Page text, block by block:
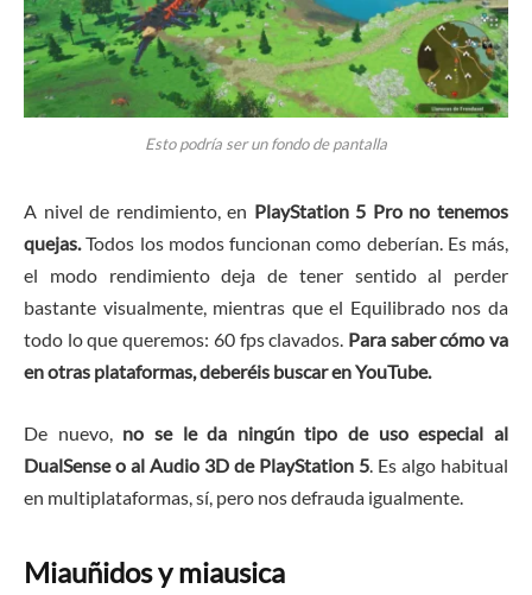
Esto podría ser un fondo de pantalla
A nivel de rendimiento, en PlayStation 5 Pro no tenemos
quejas.Todos los modos funcionan como deberían. Es más,
el modo rendimiento deja de tener sentido al perder
bastante visualmente, mientras que el Equilibrado nos da
todo lo que queremos: 60 fps clavados. Para saber cómo va
en otras plataformas, deberéis buscar en YouTube.
De nuevo, no se le da ningún tipo de uso especial al
DualSense o al Audio 3D de PlayStation 5 . Es algo habitual
en multiplataformas, sí, pero nos defrauda igualmente.
Miauñidos y miausica